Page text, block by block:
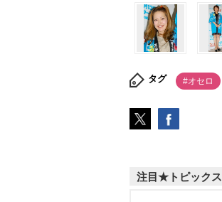
タグ #オセロ
注目★トピックス